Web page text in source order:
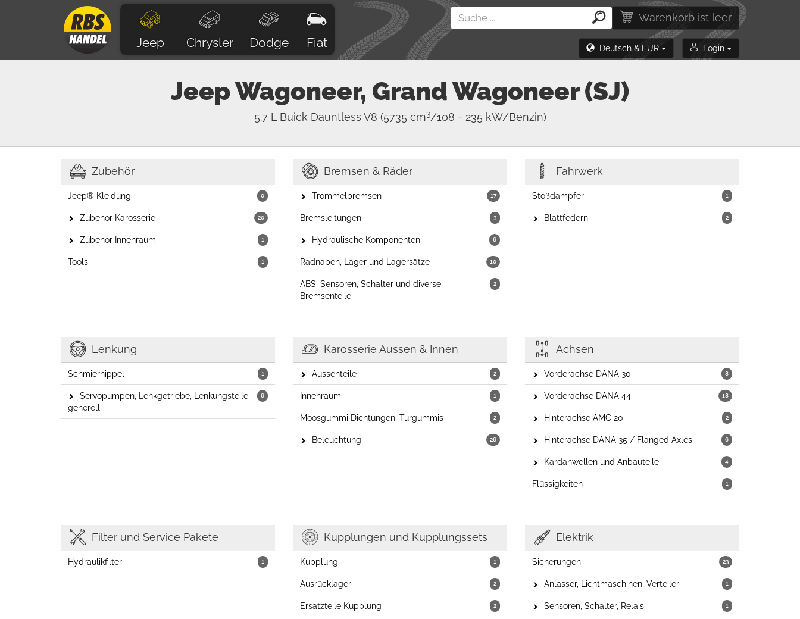
Jeep Chrysler Dodge Fiat
Warenkorb ist leer
Deutsch & EUR Login
JeepWagoneer, Grand Wagoneer (SJ)
5.7 L Buick Dauntless V8 (5735 cm3/108 - 235 kW/Benzin)
Zubehör
0
Jeep® Kleidung
20
Zubehör Karosserie
1
Zubehör Innenraum
1
Tools
Bremsen & Räder
17
Trommelbremsen
3
Bremsleitungen
6
Hydraulische Komponenten
10
Radnaben, Lager und Lagersätze
2
ABS, Sensoren, Schalter und diverse
Bremsenteile
Fahrwerk
1
Stoßdämpfer
2
Blattfedern
Lenkung
1
Schmiernippel
6
Servopumpen, Lenkgetriebe, Lenkungsteile
generell
Karosserie Aussen & Innen
2
Aussenteile
1
Innenraum
2
Moosgummi Dichtungen, Türgummis
26
Beleuchtung
Achsen
8
Vorderachse DANA 30
18
Vorderachse DANA 44
2
Hinterachse AMC 20
6
Hinterachse DANA 35 / Flanged Axles
4
Kardanwellen und Anbauteile
1
Flüssigkeiten
Filter und Service Pakete
1
Hydraulikfilter
Kupplungen und Kupplungssets
1
Kupplung
2
Ausrücklager
2
Ersatzteile Kupplung
Elektrik
23
Sicherungen
1
Anlasser, Lichtmaschinen, Verteiler
1
Sensoren, Schalter, Relais